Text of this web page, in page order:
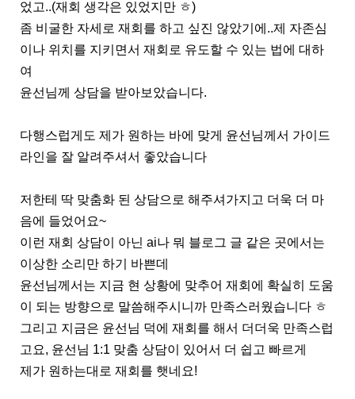
었고..(재회 생각은 있었지만 ㅎ)
좀 비굴한 자세로 재회를 하고 싶진 않았기에..제 자존심
이나 위치를 지키면서 재회로 유도할 수 있는 법에 대하
여
윤선님께 상담을 받아보았습니다.
다행스럽게도 제가 원하는 바에 맞게 윤선님께서 가이드
라인을 잘 알려주셔서 좋았습니다
저한테 딱 맞춤화 된 상담으로 해주셔가지고 더욱 더 마
음에 들었어요~
이런 재회 상담이 아닌 ai나 뭐 블로그 글 같은 곳에서는
이상한 소리만 하기 바쁜데
윤선님께서는 지금 현 상황에 맞추어 재회에 확실히 도움
이 되는 방향으로 말씀해주시니까 만족스러웠습니다 ㅎ
그리고 지금은 윤선님 덕에 재회를 해서 더더욱 만족스럽
고요, 윤선님 1:1 맞춤 상담이 있어서 더 쉽고 빠르게
제가 원하는대로 재회를 햇네요!